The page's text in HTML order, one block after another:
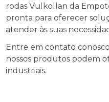
rodas Vulkollan da
pronta para oferecer
atender às suas
Entre em contato
nossos produtos podem
industriais.